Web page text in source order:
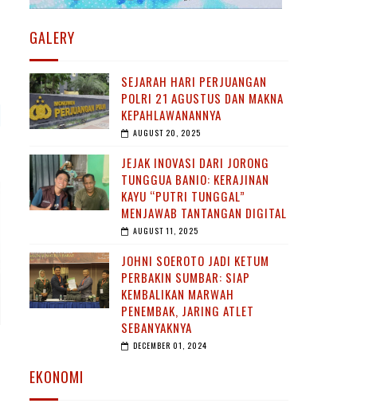
GALERY
SEJARAH HARI PERJUANGAN
POLRI 21 AGUSTUS DAN MAKNA
KEPAHLAWANANNYA
AUGUST 20, 2025
JEJAK INOVASI DARI JORONG
TUNGGUA BANIO: KERAJINAN
KAYU “PUTRI TUNGGAL”
MENJAWAB TANTANGAN DIGITAL
AUGUST 11, 2025
JOHNI SOEROTO JADI KETUM
PERBAKIN SUMBAR: SIAP
KEMBALIKAN MARWAH
PENEMBAK, JARING ATLET
SEBANYAKNYA
DECEMBER 01, 2024
EKONOMI